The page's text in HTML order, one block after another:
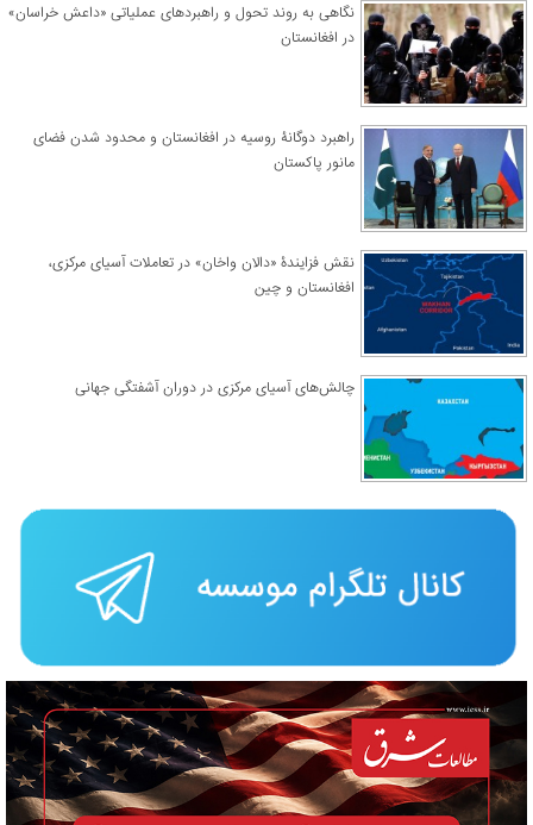
نگاهی به روند تحول و راهبردهای عملیاتی «داعش خراسان»
در افغانستان
راهبرد دوگانۀ روسیه در افغانستان و محدود شدن فضای
مانور پاکستان
نقش فزایندۀ «دالان واخان» در تعاملات آسیای مرکزی،
افغانستان و چین
چالش‌های آسیای مرکزی در دوران آشفتگی جهانی